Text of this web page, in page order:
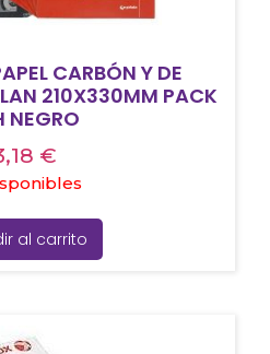
CARBÓN Y DE
210X330MM PACK
NEGRO
€
al carrito